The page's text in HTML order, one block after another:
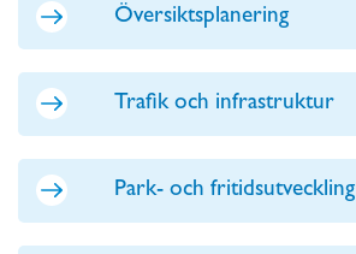
Översiktsplanering
Trafik och infrastruktur
Park- och fritidsutveckling